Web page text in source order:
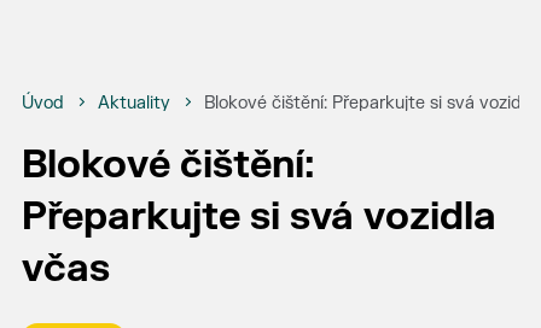
Úvod Aktuality Blokové čištění: Přeparkujte si svá vozidla
Blokové čištění:
Přeparkujte si svá vozidla
včas